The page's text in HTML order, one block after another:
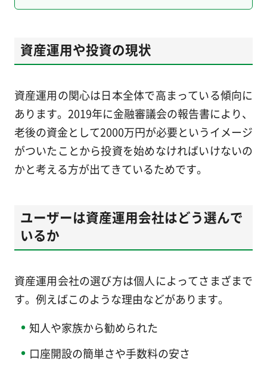
資産運用や投資の現状
資産運用の関心は日本全体で高まっている傾向に
あります。2019年に金融審議会の報告書により、
老後の資金として2000万円が必要というイメージ
がついたことから投資を始めなければいけないの
かと考える方が出てきているためです。
ユーザーは資産運用会社はどう選んで
いるか
資産運用会社の選び方は個人によってさまざまで
す。例えばこのような理由などがあります。
知人や家族から勧められた
口座開設の簡単さや手数料の安さ